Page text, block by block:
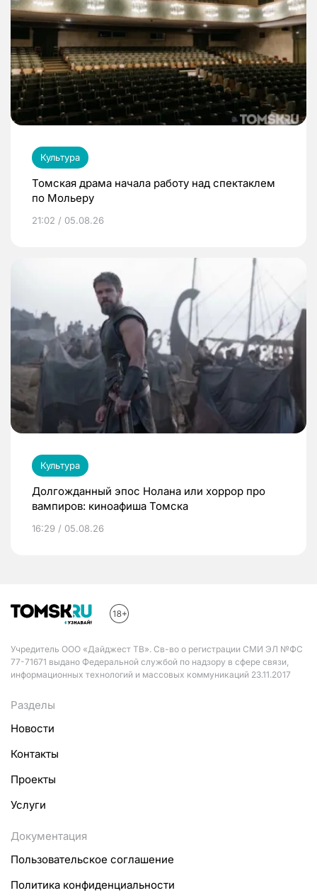
Культура
Томская драма начала работу над спектаклем
по Мольеру
21:02 / 05.08.26
Культура
Долгожданный эпос Нолана или хоррор про
вампиров: киноафиша Томска
16:29 / 05.08.26
Учредитель ООО «Дайджест ТВ». Св-во о регистрации СМИ ЭЛ №ФС
77-71671 выдано Федеральной службой по надзору в сфере связи,
информационных технологий и массовых коммуникаций 23.11.2017
Разделы
Новости
Контакты
Проекты
Услуги
Документация
Пользовательское соглашение
Политика конфиденциальности